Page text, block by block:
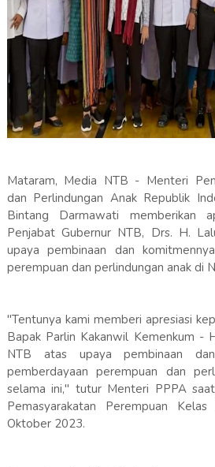
Mataram, Media NTB - Menteri
dan Perlindungan Anak Republik
Bintang Darmawati memberikan
Penjabat Gubernur NTB, Drs. H.
upaya pembinaan dan
perempuan dan perlindungan anak di
"Tentunya kami memberi apresiasi
Bapak Parlin Kakanwil Kemenkum -
NTB atas upaya pembinaan
pemberdayaan perempuan dan
selama ini," tutur Menteri PPPA
Pemasyarakatan Perempuan
Oktober 2023.